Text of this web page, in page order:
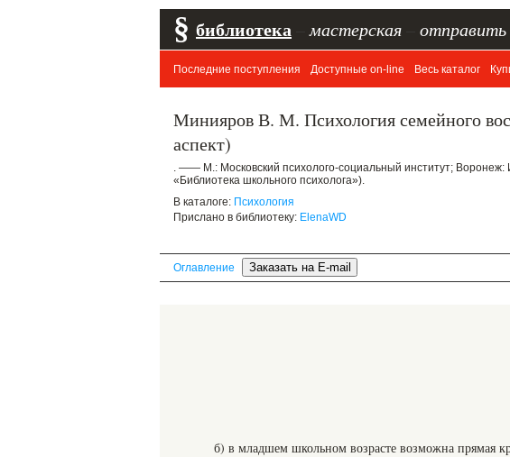
§ библиотека мастерская отправить
Последние поступления Доступные on-line Весь каталог
Минияров В. М. Психология семейного
аспект)
. —— М.: Московский психолого-социальный институт;
«Библиотека школьного психолога»).
В каталоге: Психология
Прислано в библиотеку: ElenaWD
Оглавление
б) в младшем школьном возрасте возможна прямая